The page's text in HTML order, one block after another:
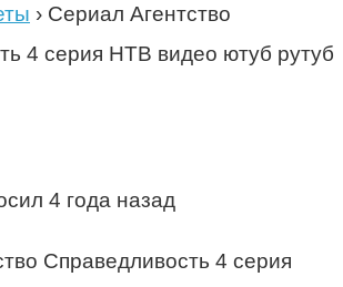
› Сериал Агентство
4 серия НТВ видео ютуб рутуб
4 года назад
Справедливость 4 серия